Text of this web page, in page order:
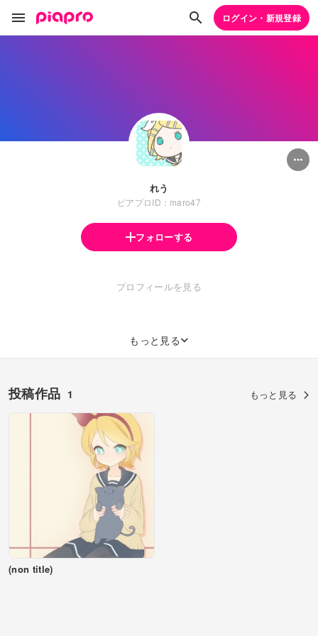
ログイン・新規登録
れう
ピアプロID：maro47
フォローする
プロフィールを見る
もっと見る
投稿作品 1 もっと見る
(non title)